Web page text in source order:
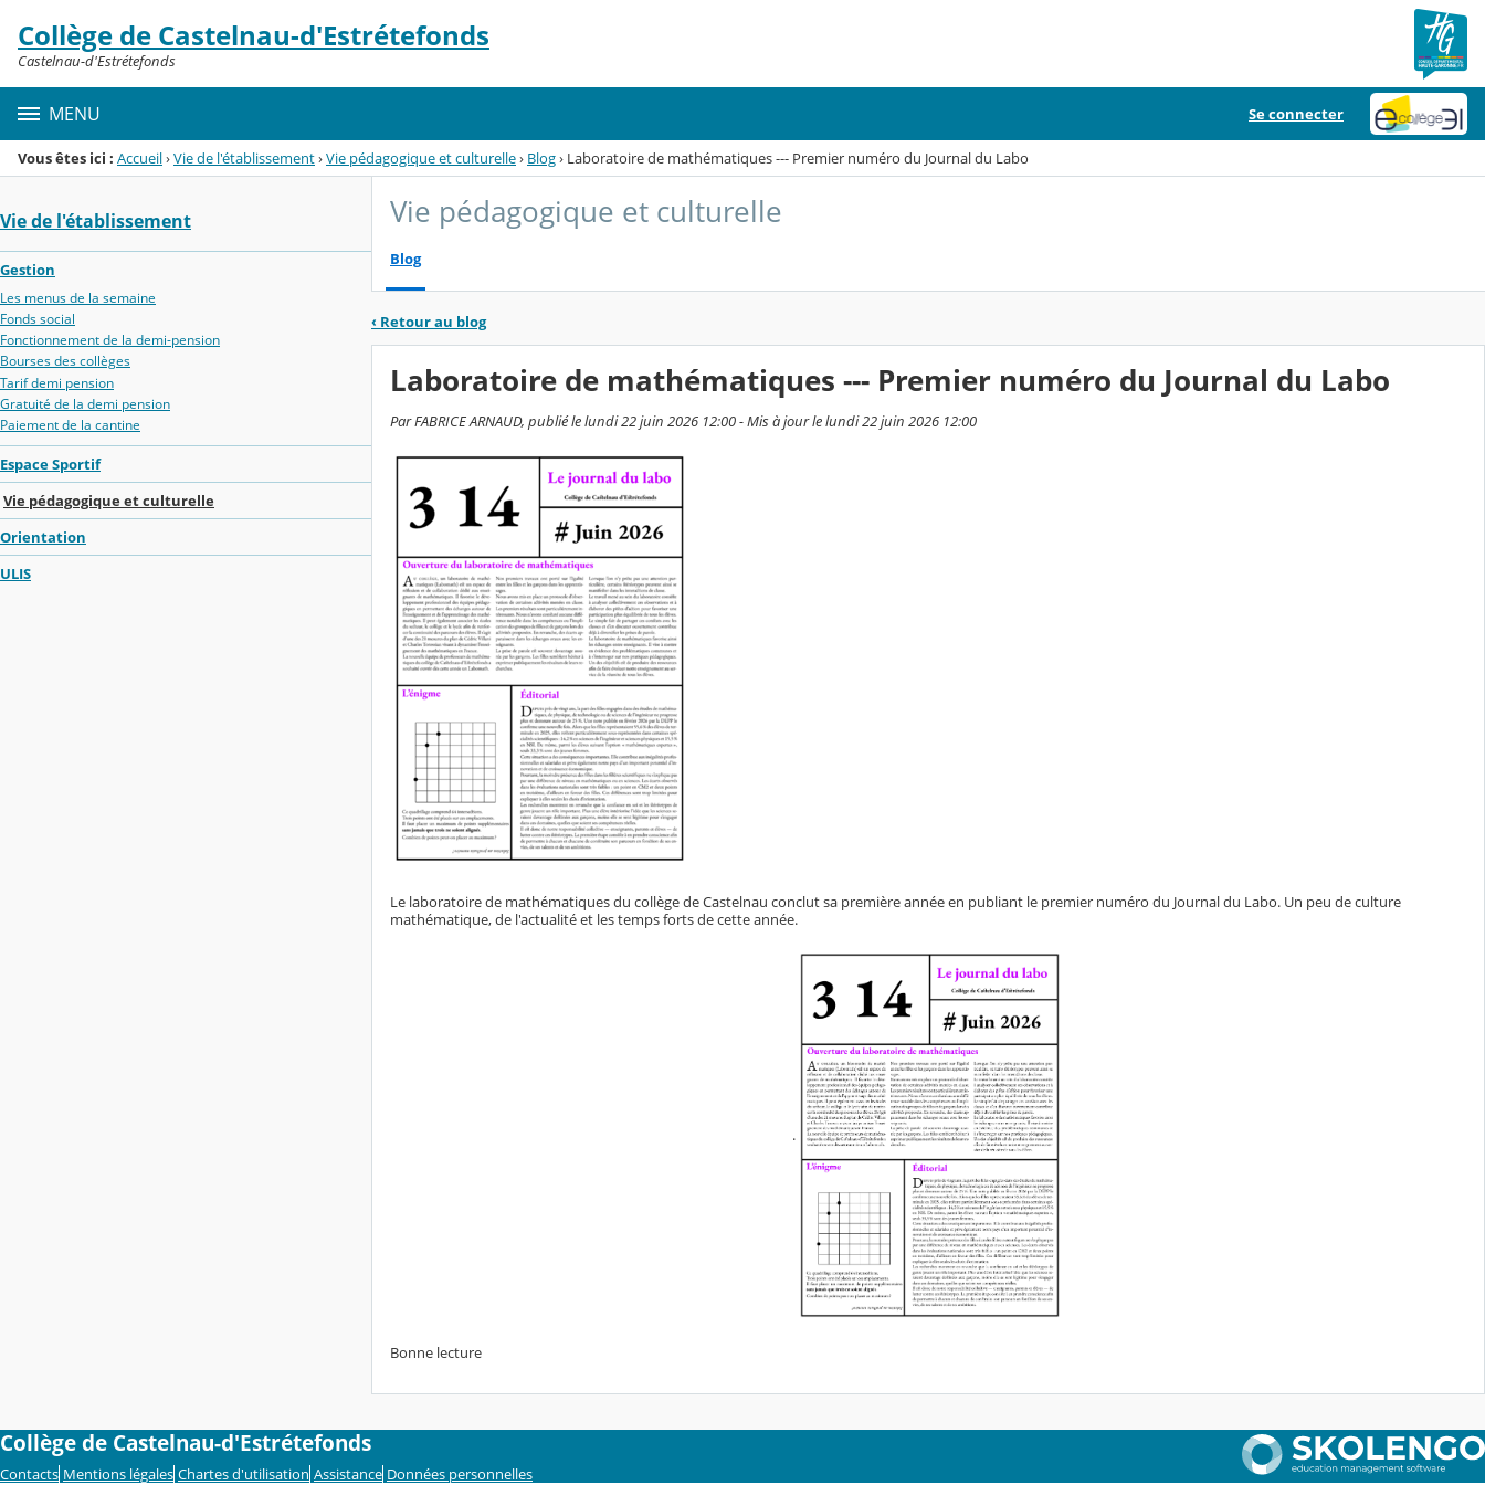
Menu de la rubrique
Contenu
Collège de Castelnau-d'Estrétefonds
Castelnau-d'Estrétefonds
MENU Se connecter
Vous êtes ici : Accueil›Vie de l'établissement›Vie pédagogique et culturelle› Blog› Laboratoire de mathématiques --- Premier numéro du Journal du Labo
Vie de l'établissement
Gestion
Les menus de la semaine
Fonds social
Fonctionnement de la demi-pension
Bourses des collèges
Tarif demi pension
Gratuité de la demi pension
Paiement de la cantine
Espace Sportif
Vie pédagogique et culturelle
Orientation
ULIS
Vie pédagogique et culturelle
Blog
‹ Retour au blog
Laboratoire de mathématiques --- Premier numéro du Journal du Labo
Par FABRICE ARNAUD, publié le lundi 22 juin 2026 12:00 - Mis à jour le lundi 22 juin 2026 12:00
Le laboratoire de mathématiques du collège de Castelnau conclut sa première année en publiant le premier numéro du Journal du Labo. Un peu de culture
mathématique, de l'actualité et les temps forts de cette année.
.
Bonne lecture
Collège de Castelnau-d'Estrétefonds
Contacts Mentions légales Chartes d'utilisation Assistance Données personnelles